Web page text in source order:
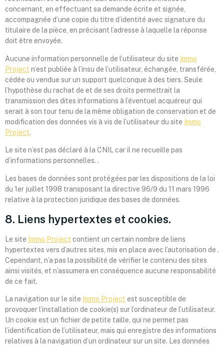
concernant, en effectuant sa demande écrite et signée,
accompagnée d’une copie du titre d’identité avec signature du
titulaire de la pièce, en précisant l’adresse à laquelle la réponse
doit être envoyée.
Aucune information personnelle de l’utilisateur du site Immo
Project n’est publiée à l’insu de l’utilisateur, échangée, transférée,
cédée ou vendue sur un support quelconque à des tiers. Seule
l’hypothèse du rachat de et de ses droits permettrait la
transmission des dites informations à l’éventuel acquéreur qui
serait à son tour tenu de la même obligation de conservation et de
modification des données vis à vis de l’utilisateur du site Immo
Project.
Le site n’est pas déclaré à la CNIL car il ne recueille pas
d’informations personnelles. .
Les bases de données sont protégées par les dispositions de la loi
du 1er juillet 1998 transposant la directive 96/9 du 11 mars 1996
relative à la protection juridique des bases de données.
8. Liens hypertextes et cookies.
Le site Immo Project contient un certain nombre de liens
hypertextes vers d’autres sites, mis en place avec l’autorisation de .
Cependant, n’a pas la possibilité de vérifier le contenu des sites
ainsi visités, et n’assumera en conséquence aucune responsabilité
de ce fait.
La navigation sur le site Immo Project est susceptible de
provoquer l’installation de cookie(s) sur l’ordinateur de l’utilisateur.
Un cookie est un fichier de petite taille, qui ne permet pas
l’identification de l’utilisateur, mais qui enregistre des informations
relatives à la navigation d’un ordinateur sur un site. Les données